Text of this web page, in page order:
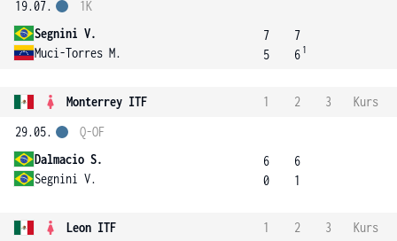
19.07.
Segnini V.
Muci-Torres M.
1K
7
5
7
6 1
Monterrey ITF 1 2 3
Kurs
29.05.
Dalmacio S.
Segnini V.
Q-OF
6
0
6
1
Leon ITF 1 2 3
Kurs